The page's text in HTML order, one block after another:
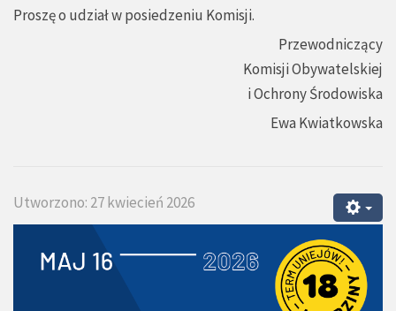
Proszę o udział w posiedzeniu Komisji.
Przewodniczący
Komisji Obywatelskiej
i Ochrony Środowiska
Ewa Kwiatkowska
Utworzono: 27 kwiecień 2026